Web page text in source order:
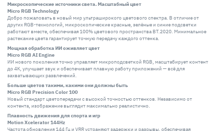
Микроскопические источники света. Масштабный цвет
Micro RGB Technology
Добро пожаловать в новый мир ультраширокого цветового спектра. В отличие от
других RGB-технологий, микроскопические красные, зелёные и синие подсветки
работают вместе, обеспечивая 100% цветового пространства BT.2020. Минимальное
растекание цвета гарантирует точную передачу каждого оттенка.
Мощная обработка ИИ оживляет цвет
Micro RGB AI Engine
ИИ нового поколения точно управляет микроподсветкой RGB, масштабирует контент
до 4K, улучшает звук и обеспечивает плавную работу приложений — всё для
захватывающих развлечений.
Больше цветов такими, какими они должны быть
Micro RGB Precision Color 100
Новый стандарт цветопередачи с высокой точностью оттенков. Независимо от
контента, изображение выглядит максимально реалистично.
Плавность движения для спорта и игр
Motion Xcelerator 144Hz
Частота обновления 144 Гц и VRR устраняют задержки и разрывы, обеспечивая